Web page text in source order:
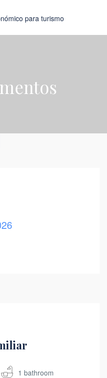
1 bathroom